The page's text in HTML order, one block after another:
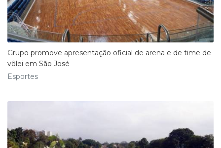
Grupo promove apresentação oficial de arena e de time de
vôlei em São José
Esportes